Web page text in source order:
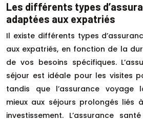
Les différents types
adaptées aux expatriés
Il existe différents types
aux expatriés, en fonction de la
de vos besoins spécifiques.
séjour est idéale pour les visites
tandis que l’assurance voyage
mieux aux séjours prolongés liés
investissement. L’assurance